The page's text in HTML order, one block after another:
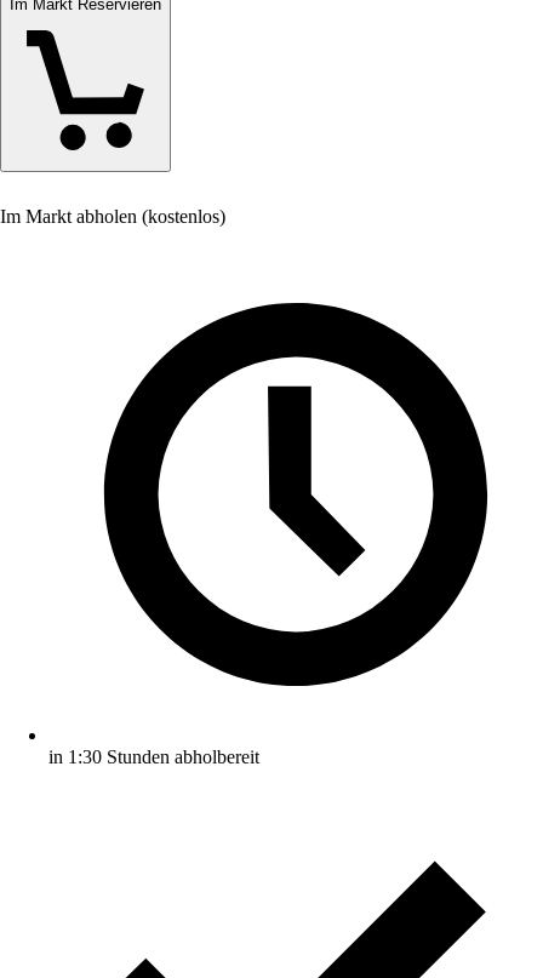
Im Markt Reservieren
Im Markt abholen (kostenlos)
in 1:30 Stunden abholbereit